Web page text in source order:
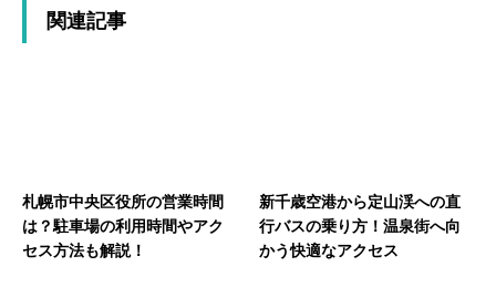
関連記事
札幌市中央区役所の営業時間
は？駐車場の利用時間やアク
セス方法も解説！
新千歳空港から定山渓への直
行バスの乗り方！温泉街へ向
かう快適なアクセス